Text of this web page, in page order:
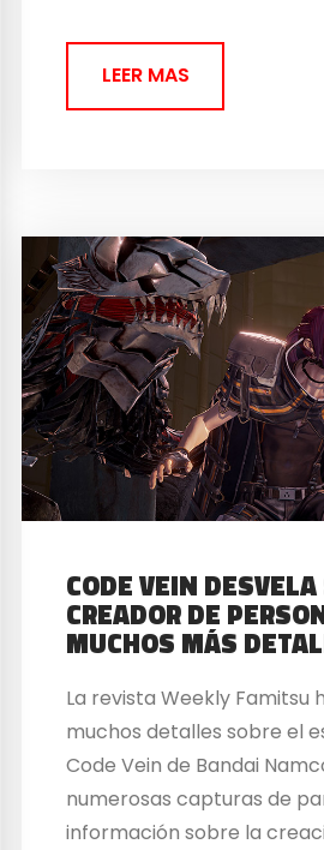
LEER MAS
CODE VEIN
CREADOR DE
MUCHOS MÁS
La revista Weekly Famitsu
muchos detalles sobre el
Code Vein de Bandai
numerosas capturas de
información sobre la